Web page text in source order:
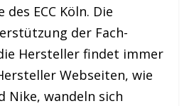
ECC Köln. Die
der Fach-
Hersteller findet immer
Webseiten, wie
Nike, wandeln sich